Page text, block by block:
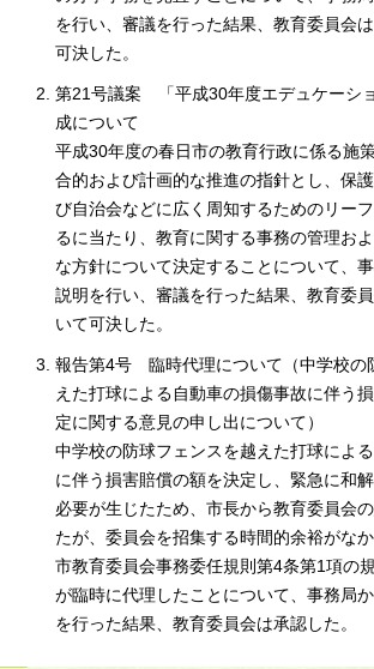
を行い、審議を行った結果、教育委員会
可決した。
第21号議案 「平成30年度エデュケーシ
成について
平成30年度の春日市の教育行政に係る施
合的および計画的な推進の指針とし、保
び自治会などに広く周知するためのリー
るに当たり、教育に関する事務の管理お
な方針について決定することについて、
説明を行い、審議を行った結果、教育委
いて可決した。
報告第4号 臨時代理について（中学校の
えた打球による自動車の損傷事故に伴う
定に関する意見の申し出について）
中学校の防球フェンスを越えた打球によ
に伴う損害賠償の額を決定し、緊急に和
必要が生じたため、市長から教育委員会
たが、委員会を招集する時間的余裕がな
市教育委員会事務委任規則第4条第1項の
が臨時に代理したことについて、事務局
を行った結果、教育委員会は承認した。